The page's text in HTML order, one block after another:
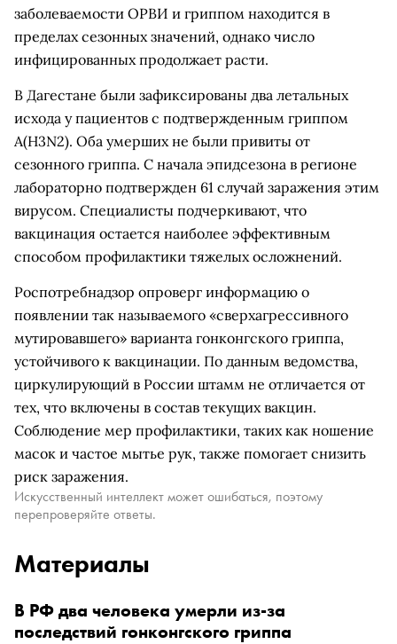
заболеваемости ОРВИ и гриппом находится в
пределах сезонных значений, однако число
инфицированных продолжает расти.
В Дагестане были зафиксированы два летальных
исхода у пациентов с подтвержденным гриппом
A(H3N2). Оба умерших не были привиты от
сезонного гриппа. С начала эпидсезона в регионе
лабораторно подтвержден 61 случай заражения этим
вирусом. Специалисты подчеркивают, что
вакцинация остается наиболее эффективным
способом профилактики тяжелых осложнений.
Роспотребнадзор опроверг информацию о
появлении так называемого «сверхагрессивного
мутировавшего» варианта гонконгского гриппа,
устойчивого к вакцинации. По данным ведомства,
циркулирующий в России штамм не отличается от
тех, что включены в состав текущих вакцин.
Соблюдение мер профилактики, таких как ношение
масок и частое мытье рук, также помогает снизить
риск заражения.
Искусственный интеллект может ошибаться, поэтому
перепроверяйте ответы.
Материалы
В РФ два человека умерли из-за
последствий гонконгского гриппа